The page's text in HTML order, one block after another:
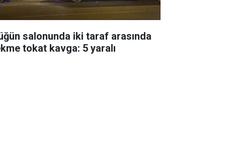
salonunda iki taraf arasında
tokat kavga: 5 yaralı